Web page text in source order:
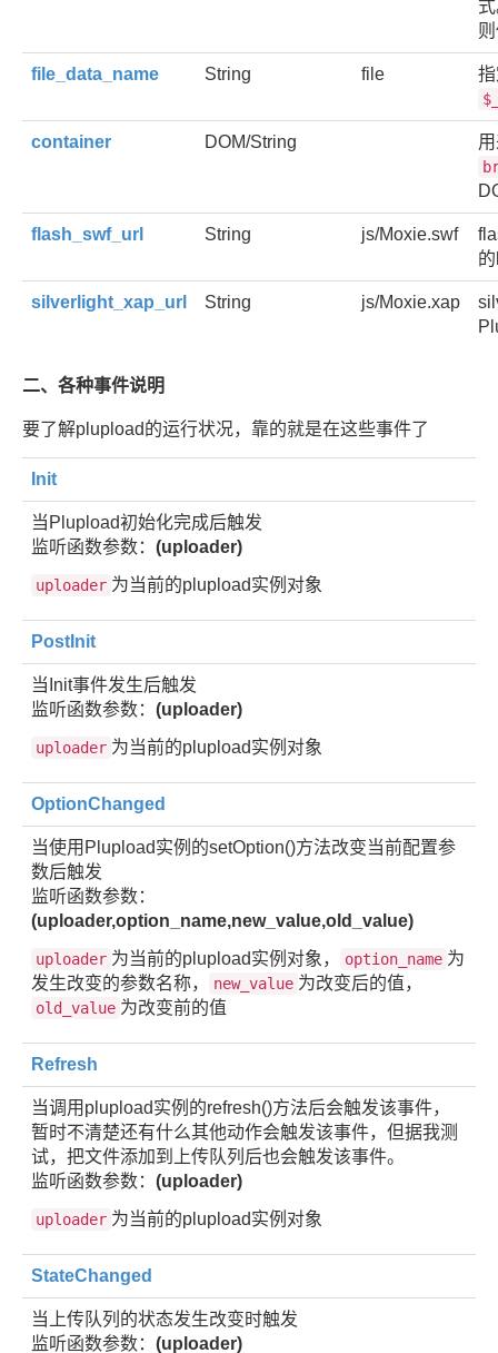
file_data_name String file
container DOM/String
flash_swf_url String js/Moxie.swf
silverlight_xap_url String js/Moxie.xap
二、各种事件说明
要了解plupload的运行状况，靠的就是在这些事件了
Init
当Plupload初始化完成后触发
监听函数参数： (uploader)
uploader 为当前的plupload实例对象
PostInit
当Init事件发生后触发
监听函数参数： (uploader)
uploader 为当前的plupload实例对象
OptionChanged
当使用Plupload实例的setOption()方法改变当前配置参
数后触发
监听函数参数：
(uploader,option_name,new_value,old_value)
uploader 为当前的plupload实例对象， option_name 为
发生改变的参数名称，
new_value 为改变后的值，
old_value 为改变前的值
Refresh
当调用plupload实例的refresh()方法后会触发该事件，
暂时不清楚还有什么其他动作会触发该事件，但据我测
试，把文件添加到上传队列后也会触发该事件。
监听函数参数： (uploader)
uploader 为当前的plupload实例对象
StateChanged
当上传队列的状态发生改变时触发
监听函数参数： (uploader)